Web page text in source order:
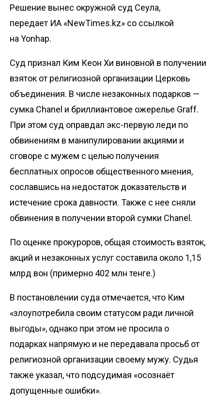
Решение вынес окружной суд Сеула,
передает ИА «NewTimes.kz» со ссылкой
на Yonhap.
Суд признал Ким Кеон Хи виновной в получении
взяток от религиозной организации Церковь
объединения. В числе незаконных подарков —
сумка Chanel и бриллиантовое ожерелье Graff.
При этом суд оправдал экс-первую леди по
обвинениям в манипулировании акциями и
сговоре с мужем с целью получения
бесплатных опросов общественного мнения,
сославшись на недостаток доказательств и
истечение срока давности. Также с нее сняли
обвинения в получении второй сумки Chanel.
По оценке прокуроров, общая стоимость взяток,
акций и незаконных услуг составила около 1,15
млрд вон (примерно 402 млн тенге.)
В постановлении суда отмечается, что Ким
«злоупотребила своим статусом ради личной
выгоды», однако при этом не просила о
подарках напрямую и не передавала просьб от
религиозной организации своему мужу. Судья
также указал, что подсудимая «осознаёт
допущенные ошибки».